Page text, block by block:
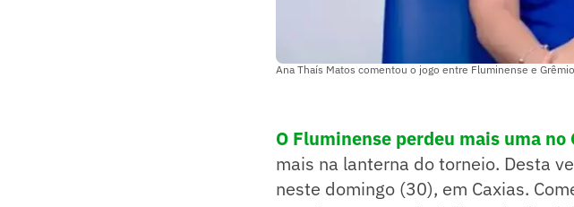
Ana Thaís Matos comentou o jogo entre Fluminense e
O Fluminense perdeu mais uma
mais na lanterna do torneio. Desta
neste domingo (30), em Caxias.